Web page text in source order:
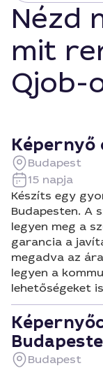
Nézd
mit
Qjob-
Képernyő
Budapest
15 napja
Készíts egy
Budapesten. A
legyen meg a
garancia a
megadva az
legyen a
lehetőségeket
Budapest